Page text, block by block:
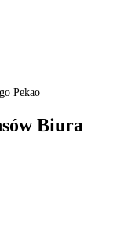
Pekao
Biura